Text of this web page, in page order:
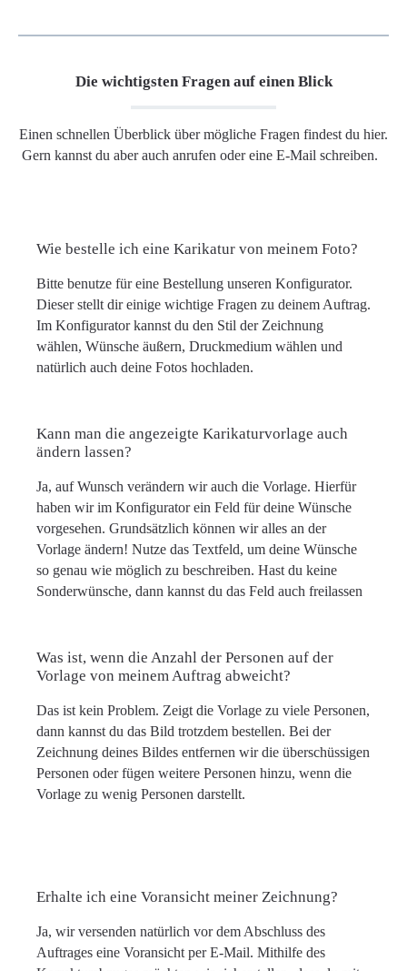
Die wichtigsten Fragen auf einen Blick
Einen schnellen Überblick über mögliche Fragen findest du hier.
Gern kannst du aber auch anrufen oder eine E-Mail schreiben.
Wie bestelle ich eine Karikatur von meinem Foto?
Bitte benutze für eine Bestellung unseren Konfigurator.
Dieser stellt dir einige wichtige Fragen zu deinem Auftrag.
Im Konfigurator kannst du den Stil der Zeichnung
wählen, Wünsche äußern, Druckmedium wählen und
natürlich auch deine Fotos hochladen.
Kann man die angezeigte Karikaturvorlage auch
ändern lassen?
Ja, auf Wunsch verändern wir auch die Vorlage. Hierfür
haben wir im Konfigurator ein Feld für deine Wünsche
vorgesehen. Grundsätzlich können wir alles an der
Vorlage ändern! Nutze das Textfeld, um deine Wünsche
so genau wie möglich zu beschreiben. Hast du keine
Sonderwünsche, dann kannst du das Feld auch freilassen
Was ist, wenn die Anzahl der Personen auf der
Vorlage von meinem Auftrag abweicht?
Das ist kein Problem. Zeigt die Vorlage zu viele Personen,
dann kannst du das Bild trotzdem bestellen. Bei der
Zeichnung deines Bildes entfernen wir die überschüssigen
Personen oder fügen weitere Personen hinzu, wenn die
Vorlage zu wenig Personen darstellt.
Erhalte ich eine Voransicht meiner Zeichnung?
Ja, wir versenden natürlich vor dem Abschluss des
Auftrages eine Voransicht per E-Mail. Mithilfe des